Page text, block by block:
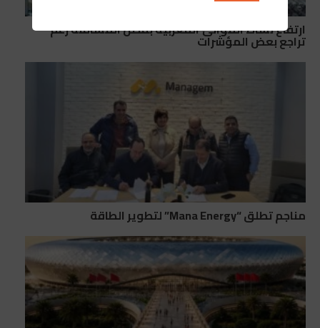
ارتفاع نشاط الموانئ المغربية بفضل المسافنة رغم
تراجع بعض المؤشرات
مناجم تطلق “Mana Energy” لتطوير الطاقة